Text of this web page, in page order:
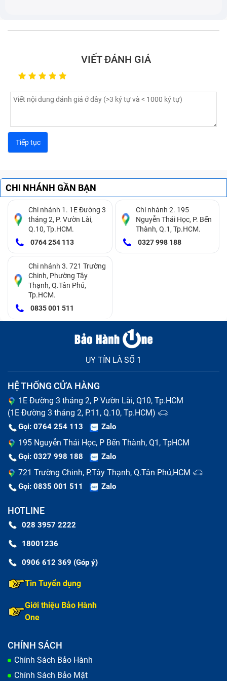
lưng hở hoặc nứt, khả năng bảo vệ thiết bị trước bụi
Nguy cơ lan vết nứt:Các vết nứt nhỏ có xu hướng
lan rộng theo thời gian, làm hư hỏng nặng hơn nếu
Thay kính lưng iPhone 16 Pro Max sớm có tốt
không?
Việc thay kính lưng iPhone 16 Pro Max sớm mang lại
rất nhiều lợi ích thiết thực cho cả người dùng lẫn thiết
bị. Hãy cùng điểm qua lý do bạn không nên trì hoãn
kẽ nứt gây hư hại pin, mainboard.
đâm vào tay gây tổn thương khi trải nghiệm.
Bảo toàn sạc không dây:
Đảm bảo tính năng sạc
MagSafe hoạt động ổn định và không ngắt quãng.
Tiết kiệm chi phí:Giúp bạn tránh được việc phải
thay thế nguyên bộ vỏ sườn đắt đỏ sau này.
Giữ giá trị máy: Giúp điện thoại giữ vững giá trị kinh
tế khi bạn có nhu cầu bán lại.
Giá thay kính lưng iPhone 16 Pro Max
VIẾT ĐÁNH GIÁ
CHI NHÁNH GẦN BẠN
Chi nhánh 1. 1E Đường 3
tháng 2, P. Vườn Lài,
Q.10, Tp.HCM.
0764 254 113
Chi nhánh 2. 195
Nguyễn Thái Học, P. Bến
Thành, Q.1, Tp.HCM.
0327 998 188
Chi nhánh 3. 721 Trường
Chinh, Phường Tây
Thạnh, Q.Tân Phú,
Tp.HCM.
0835 001 511
UY TÍN LÀ SỐ 1
HỆ THỐNG CỬA HÀNG
1E Đường 3 tháng 2, P Vườn Lài, Q10, Tp.HCM
(1E Đường 3 tháng 2, P.11, Q.10, Tp.HCM)
Gọi: 0764 254 113 Zalo
195 Nguyễn Thái Học, P Bến Thành, Q1, TpHCM
Gọi: 0327 998 188 Zalo
721 Trường Chinh, P.Tây Thạnh, Q.Tân Phú,HCM
Gọi: 0835 001 511 Zalo
HOTLINE
028 3957 2222
18001236
0906 612 369 (Góp ý)
Tin Tuyển dụng
Giới thiệu Bảo Hành
One
CHÍNH SÁCH
Chính Sách Bảo Hành
Chính Sách Bảo Mật